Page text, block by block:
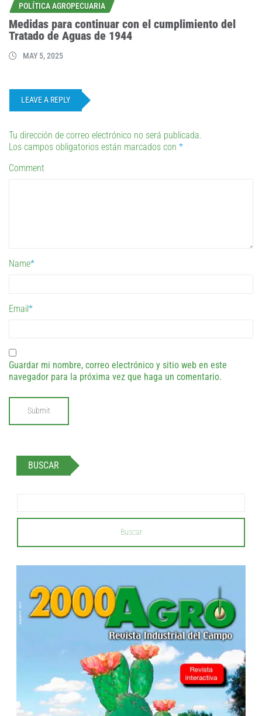
POLÍTICA AGROPECUARIA
Medidas para continuar con el cumplimiento del
Tratado de Aguas de 1944
MAY 5, 2025
LEAVE A REPLY
Tu dirección de correo electrónico no será publicada.
Los campos obligatorios están marcados con *
Comment
Name*
Email*
Guardar mi nombre, correo electrónico y sitio web en este
navegador para la próxima vez que haga un comentario.
BUSCAR
Buscar